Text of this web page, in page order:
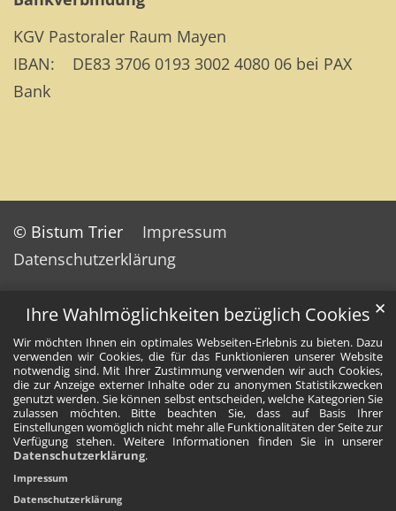
Ihre Wahlmöglichkeiten bezüglich Cookies
Wir möchten Ihnen ein optimales Webseiten-Erlebnis zu bieten. Dazu
verwenden wir Cookies, die für das Funktionieren unserer Website
notwendig sind. Mit Ihrer Zustimmung verwenden wir auch Cookies,
die zur Anzeige externer Inhalte oder zu anonymen Statistikzwecken
genutzt werden. Sie können selbst entscheiden, welche Kategorien Sie
zulassen möchten. Bitte beachten Sie, dass auf Basis Ihrer
Einstellungen womöglich nicht mehr alle Funktionalitäten der Seite zur
Verfügung stehen. Weitere Informationen finden Sie in unserer
Datenschutzerklärung.
✕
Impressum
Datenschutzerklärung
KGV Pastoraler Raum Mayen
IBAN: DE83 3706 0193 3002 4080 06 bei PAX
Bank
© Bistum Trier
Impressum
Datenschutzerklärung